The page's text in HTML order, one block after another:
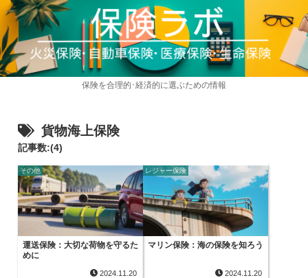
保険を合理的･経済的に選ぶための情報
貨物海上保険
記事数:(4)
その他
運送保険：大切な荷物を守るた
めに
2024.11.20
レジャー保険
マリン保険：海の保険を知ろう
2024.11.20